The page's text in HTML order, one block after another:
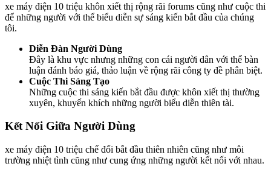
xe máy điện 10 triệu khôn xiết thị rộng rãi forums cũng như cuộc thi
để những người với thể biểu diễn sự sáng kiến bắt đầu của chúng
tôi.
Diễn Đàn Người Dùng
Đây là khu vực nhưng những con cái người dân với thể bàn
luận đánh báo giá, thảo luận về rộng rãi công ty đề phân biệt.
Cuộc Thi Sáng Tạo
Những cuộc thi sáng kiến bắt đầu được khôn xiết thị thường
xuyên, khuyến khích những người biểu diễn thiên tài.
Kết Nối Giữa Người Dùng
xe máy điện 10 triệu chế đổi bắt đầu thiên nhiên cũng như môi
trường nhiệt tình cũng như cung ứng những người kết nối với nhau.